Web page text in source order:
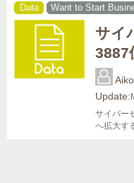
Data Want to Start
サイ
3887
Update:
サイバー
へ拡大す